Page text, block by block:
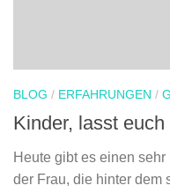
BLOG / ERFAHRUNGEN /
Kinder, lasst euch
Heute gibt es einen
der Frau, die hinter dem